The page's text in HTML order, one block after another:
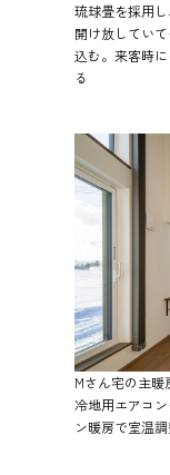
琉球畳を採用
開け放してい
込む。来客時
る
Mさん宅の主
冷地用エアコ
ン暖房で室温